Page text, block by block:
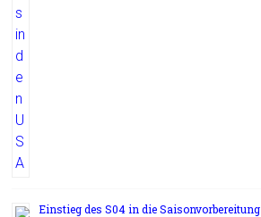
Einstieg des S04 in die Saisonvorbereitung